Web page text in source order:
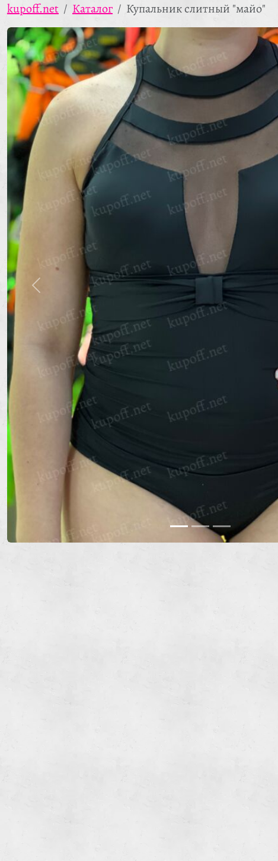
kupoff.net Каталог Купальник слитный "майо"